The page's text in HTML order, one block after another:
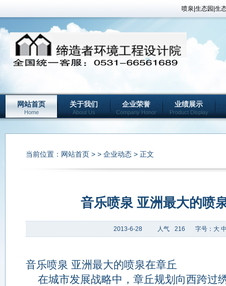
喷泉|生态园|生
网站首页
Home
关于我们
About Us
企业荣誉
Company Honor
业绩展示
Product Display
当前位置： 网站首页 > > 企业动态 > 正文
音乐喷泉 亚洲最大的喷
2013-6-28 人气 216 字号： 大
音乐喷泉 亚洲最大的喷泉在章丘
在城市发展战略中，章丘规划向西跨过